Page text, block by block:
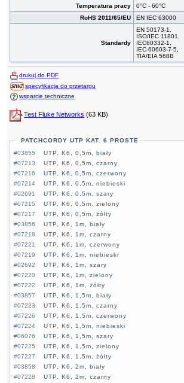
Temperatura pracy
0°C - 60°C
RoHS 2011/65/EU
EN IEC 63000
Standardy
EN 50173-1,
ISO/IEC 11801,
IEC60332-1,
IEC-60603-7-5,
TIA/EIA 568B
drukuj do PDF
specyfikacja do przetargu
wsparcie techniczne
Test Fluke Networks (63 KB)
PATCHCORDY UTP KAT. 6 PROSTE
#03855
UTP, K6, 0,5m, biały
#07213
UTP, K6, 0,5m, czarny
#07216
UTP, K6, 0,5m, czerwony
#07214
UTP, K6, 0,5m, niebieski
#02691
UTP, K6, 0,5m, szary
#07215
UTP, K6, 0,5m, zielony
#07217
UTP, K6, 0,5m, żółty
#03856
UTP, K6, 1m, biały
#07218
UTP, K6, 1m, czarny
#07221
UTP, K6, 1m, czerwony
#07219
UTP, K6, 1m, niebieski
#02692
UTP, K6, 1m, szary
#07220
UTP, K6, 1m, zielony
#07222
UTP, K6, 1m, żółty
#03857
UTP, K6, 1,5m, biały
#07223
UTP, K6, 1,5m, czarny
#07226
UTP, K6, 1,5m, czerwony
#07224
UTP, K6, 1,5m, niebieski
#06076
UTP, K6, 1,5m, szary
#07225
UTP, K6, 1,5m, zielony
#07227
UTP, K6, 1,5m, żółty
#03858
UTP, K6, 2m, biały
#07228
UTP, K6, 2m, czarny